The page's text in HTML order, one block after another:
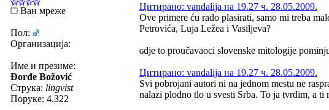
Ван мреже
Пол:
Организација:
Име и презиме:
Đorđe Božović
Струка: lingvist
Поруке: 4.322
Цитирано: vandalija на 19.27 ч. 28.05.2009.
Ove primere ću rado plasirati, samo mi treba
Petrovića, Luja Ležea i Vasiljeva?
ɢdje to proučavaoci slovenske mitologije
Цитирано: vandalija на 19.27 ч. 28.05.2009.
Svi pobrojani autori ni na jednom mestu ne
nalazi plodno tlo u svesti Srba. To ja tvrdim, a